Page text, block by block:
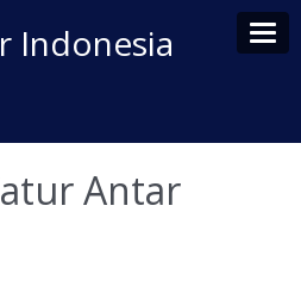
Indonesia
Antar